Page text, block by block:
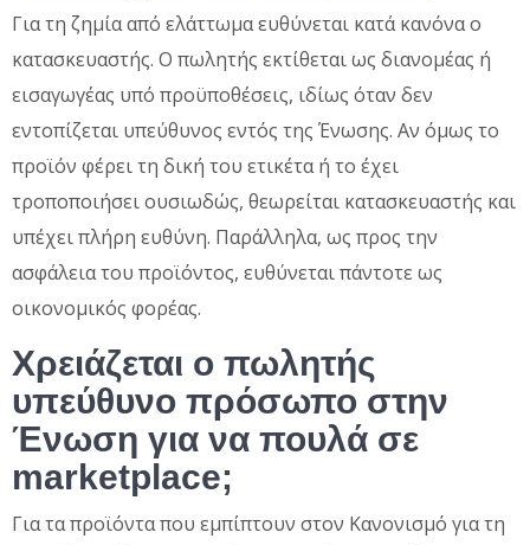
Για τη ζημία από ελάττωμα ευθύνεται κατά κανόνα ο
κατασκευαστής. Ο πωλητής εκτίθεται ως διανομέας ή
εισαγωγέας υπό προϋποθέσεις, ιδίως όταν δεν
εντοπίζεται υπεύθυνος εντός της Ένωσης. Αν όμως το
προϊόν φέρει τη δική του ετικέτα ή το έχει
τροποποιήσει ουσιωδώς, θεωρείται κατασκευαστής και
υπέχει πλήρη ευθύνη. Παράλληλα, ως προς την
ασφάλεια του προϊόντος, ευθύνεται πάντοτε ως
οικονομικός φορέας.
Χρειάζεται ο πωλητής
υπεύθυνο πρόσωπο στην
Ένωση για να πουλά σε
marketplace;
Για τα προϊόντα που εμπίπτουν στον Κανονισμό για τη